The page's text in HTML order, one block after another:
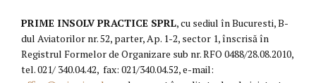
PRIME INSOLV PRACTICE SPRL, cu sediul în Bucuresti, B-
dul Aviatorilor nr. 52, parter, Ap. 1-2, sector 1, înscrisă în
Registrul Formelor de Organizare sub nr. RFO 0488/28.08.2010,
tel. 021/ 340.04.42, fax: 021/340.04.52, e-mail: